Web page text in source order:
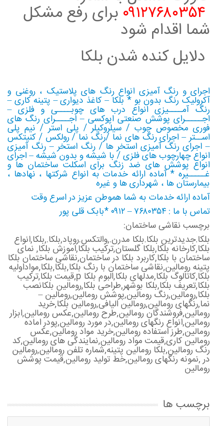
۰۹۱۲۷۶۸۰۳۵۴ برای رفع مشکل
شما اقدام شود
دلایل کنده شدن بلکا
اجرای و رنگ آمیزی انواع رنگ های پلاستیک ، روغنی و
آکرولیک رنگ بدون بو * بلکا – کاغذ دیواری – پتینه کاری –
رنگ آمــــیزی انواع درب های چوبــــی و فلزی –
اجـــــرای پوشش صنعتی اپوکسی – اجــــرای رنگ های
فوری مخصوص چوب / سیلروکیلر / پلی استر / نیم پلی
اســتر – اجرای رنگ های نما /رنگ نما / رولکس / کنیتکس
– اجرای رنگ آمیزی استخر ها / رنگ استخر – رنگ آمیزی
انواع چهارچوب های فلزی / با شیشه و بدون شیشه – اجرای
انواع پوشش های ضد زنگ برای اسکلت ساختمان ها و
غـــــیره * آماده ارائه خدمات به انواع شرکتها ، نهادها ،
بیمارستان ها ، شهرداری ها و غیره
آماده ارائه خدمات به شما هموطن عزیز در اسرع وقت
تماس با ما : ۷۶۸۰۳۵۴ – ۰۹۱۲ *بابک قلی پور
برچسب نقاشی ساختمان:
بلکا.جدیدترین بلکا.بلکا مدرن.,والتکس.روپاد,بلکا.,بلکا,انواع
بلکا,کارخانه بلکا,بلکا گلستان,ترکیب بلکا,اموزش بلکا, نمای
ساختمان با بلکا,کاربرد بلکا در ساختمان,نقاشی ساختمان بلکا
پتینه رومالین,نقاشی ساختمان با رنگ بلکا,بلکا,بلکا,مواداولیه
بلکا,کاتالوگ بلکا,مدلهای بلکا,البوم بلکا p,قیمت بلکا,ترکیب
بلکا,تعریف بلکا,بلکا بوشهر,طراحی بلکا,رومالین بلکانصب
بلکا,رومالین,رنگ رومالین,پوشش رومالین,رومالین –
نما,رنگهای رومالین,رومالین الیافی,رومالین بلکا,خرید
رومالین,فروشندگان رومالین,طرح رومالین,عکس رومالین,ابزار
رومالین,انواع رنگهای رومالین,در مورد رومالین,پودر اماده
رومالین,طرز استفاده رومالین,خرید مواد رومالین,عکس
رومالین کاری,قیمت مواد رومالین,نمایندگی های رومالین,کد
رنگ رومالین,بلکا رومالین پتینه,شماره تلفن رومالین,رومالین
در ,نمونه رنگهای رومالین,خط تولید رومالین,قیمت پوشش
رومالین
برچسب ها